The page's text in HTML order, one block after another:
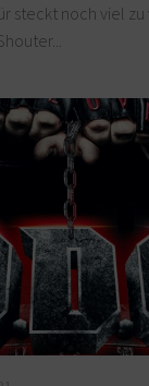
steckt noch viel